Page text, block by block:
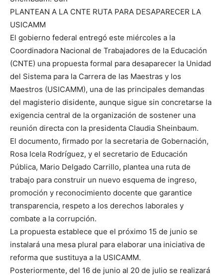
PLANTEAN A LA CNTE RUTA PARA DESAPARECER LA
USICAMM
El gobierno federal entregó este miércoles a la
Coordinadora Nacional de Trabajadores de la Educación
(CNTE) una propuesta formal para desaparecer la Unidad
del Sistema para la Carrera de las Maestras y los
Maestros (USICAMM), una de las principales demandas
del magisterio disidente, aunque sigue sin concretarse la
exigencia central de la organización de sostener una
reunión directa con la presidenta Claudia Sheinbaum.
El documento, firmado por la secretaria de Gobernación,
Rosa Icela Rodríguez, y el secretario de Educación
Pública, Mario Delgado Carrillo, plantea una ruta de
trabajo para construir un nuevo esquema de ingreso,
promoción y reconocimiento docente que garantice
transparencia, respeto a los derechos laborales y
combate a la corrupción.
La propuesta establece que el próximo 15 de junio se
instalará una mesa plural para elaborar una iniciativa de
reforma que sustituya a la USICAMM.
Posteriormente, del 16 de junio al 20 de julio se realizará